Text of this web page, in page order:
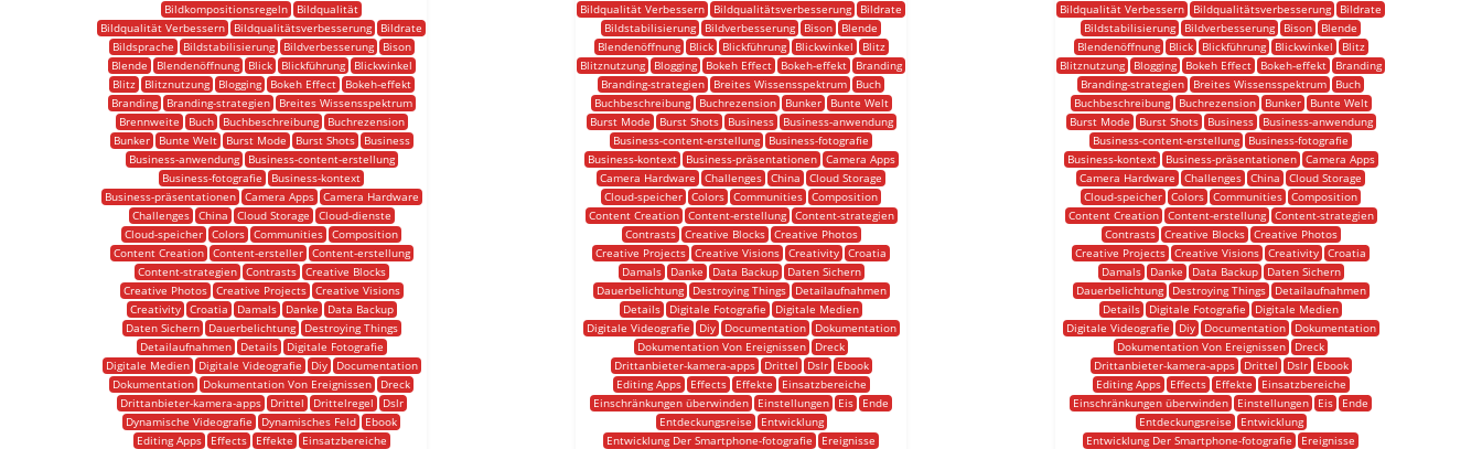
Bildkompositionsregeln
Bildqualität
Bildqualität Verbessern
Bildqualitätsverbesserung
Bildrate
Bildsprache
Bildstabilisierung Bildverbesserung
Bison
Blende
Blendenöffnung Blick Blickführung
Blickwinkel
Blitz
Blitznutzung Blogging Bokeh Effect
Bokeh-effekt
Branding
Branding-strategien
Breites Wissensspektrum
Brennweite
Buch Buchbeschreibung
Buchrezension
Bunker
Bunte Welt Burst Mode Burst Shots
Business
Business-anwendung
Business-content-erstellung
Business-fotografie
Business-kontext
Business-präsentationen
Camera Apps
Camera Hardware
Challenges
China Cloud Storage
Cloud-dienste
Cloud-speicher Colors Communities Composition
Content Creation
Content-ersteller
Content-erstellung
Content-strategien
Contrasts
Creative Blocks
Creative Photos
Creative Projects
Creative Visions
Creativity
Croatia Damals Danke
Data Backup
Daten Sichern
Dauerbelichtung
Destroying Things
Detailaufnahmen
Details
Digitale Fotografie
Digitale Medien
Digitale Videografie Diy
Documentation
Dokumentation
Dokumentation Von Ereignissen
Dreck
Drittanbieter-kamera-apps
Drittel Drittelregel
Dslr
Dynamische Videografie
Dynamisches Feld
Ebook
Editing Apps
Effects Effekte
Einsatzbereiche
Bildqualität Verbessern
Bildqualitätsverbesserung
Bildrate
Bildstabilisierung
Bildverbesserung Bison
Blende
Blendenöffnung
Blick Blickführung Blickwinkel
Blitz
Blitznutzung
Blogging Bokeh Effect Bokeh-effekt
Branding
Branding-strategien
Breites Wissensspektrum
Buch
Buchbeschreibung
Buchrezension Bunker
Bunte Welt
Burst Mode
Burst Shots Business
Business-anwendung
Business-content-erstellung
Business-fotografie
Business-kontext
Business-präsentationen
Camera Apps
Camera Hardware
Challenges China
Cloud Storage
Cloud-speicher Colors Communities Composition
Content Creation
Content-erstellung
Content-strategien
Contrasts
Creative Blocks
Creative Photos
Creative Projects Creative Visions Creativity Croatia
Damals
Danke Data Backup
Daten Sichern
Dauerbelichtung
Destroying Things
Detailaufnahmen
Details
Digitale Fotografie
Digitale Medien
Digitale Videografie
Diy Documentation
Dokumentation
Dokumentation Von Ereignissen
Dreck
Drittanbieter-kamera-apps
Drittel Dslr
Ebook
Editing Apps
Effects Effekte
Einsatzbereiche
Einschränkungen überwinden
Einstellungen Eis
Ende
Entdeckungsreise
Entwicklung
Entwicklung Der Smartphone-fotografie
Ereignisse
Bildqualität Verbessern
Bildqualitätsverbesserung
Bildrate
Bildstabilisierung
Bildverbesserung Bison
Blende
Blendenöffnung
Blick Blickführung Blickwinkel
Blitz
Blitznutzung
Blogging Bokeh Effect Bokeh-effekt
Branding
Branding-strategien
Breites Wissensspektrum
Buch
Buchbeschreibung
Buchrezension Bunker
Bunte Welt
Burst Mode
Burst Shots Business
Business-anwendung
Business-content-erstellung
Business-fotografie
Business-kontext
Business-präsentationen
Camera Apps
Camera Hardware
Challenges China
Cloud Storage
Cloud-speicher Colors Communities Composition
Content Creation
Content-erstellung
Content-strategien
Contrasts
Creative Blocks
Creative Photos
Creative Projects Creative Visions Creativity Croatia
Damals
Danke Data Backup
Daten Sichern
Dauerbelichtung
Destroying Things
Detailaufnahmen
Details
Digitale Fotografie
Digitale Medien
Digitale Videografie
Diy Documentation
Dokumentation
Dokumentation Von Ereignissen
Dreck
Drittanbieter-kamera-apps
Drittel Dslr
Ebook
Editing Apps
Effects Effekte
Einsatzbereiche
Einschränkungen überwinden
Einstellungen Eis
Ende
Entdeckungsreise
Entwicklung
Entwicklung Der Smartphone-fotografie
Ereignisse